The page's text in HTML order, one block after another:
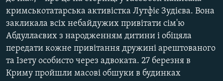
кримськотатарська активістка Лутфіє Зудієва. Вона
закликала всіх небайдужих привітати сім'ю
Абдуллаєвих з народженням дитини і обіцяла
передати кожне привітання дружині арештованого
та Ізету особисто через адвоката. 27 березня в
Криму пройшли масові обшуки в будинках